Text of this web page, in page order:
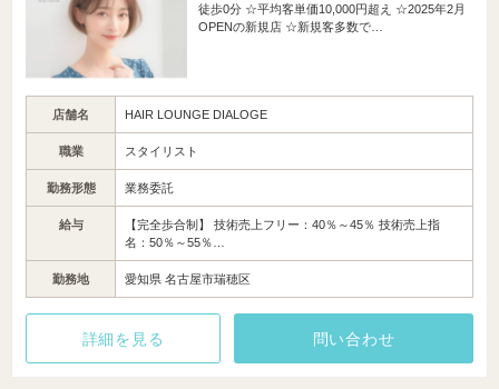
徒歩0分 ☆平均客単価10,000円超え ☆2025年2月
OPENの新規店 ☆新規客多数で…
店舗名 HAIR LOUNGE DIALOGE
職業 スタイリスト
勤務形態 業務委託
給与
【完全歩合制】 技術売上フリー：40％～45％ 技術売上指
名：50％～55％…
勤務地 愛知県 名古屋市瑞穂区
詳細を見る 問い合わせ